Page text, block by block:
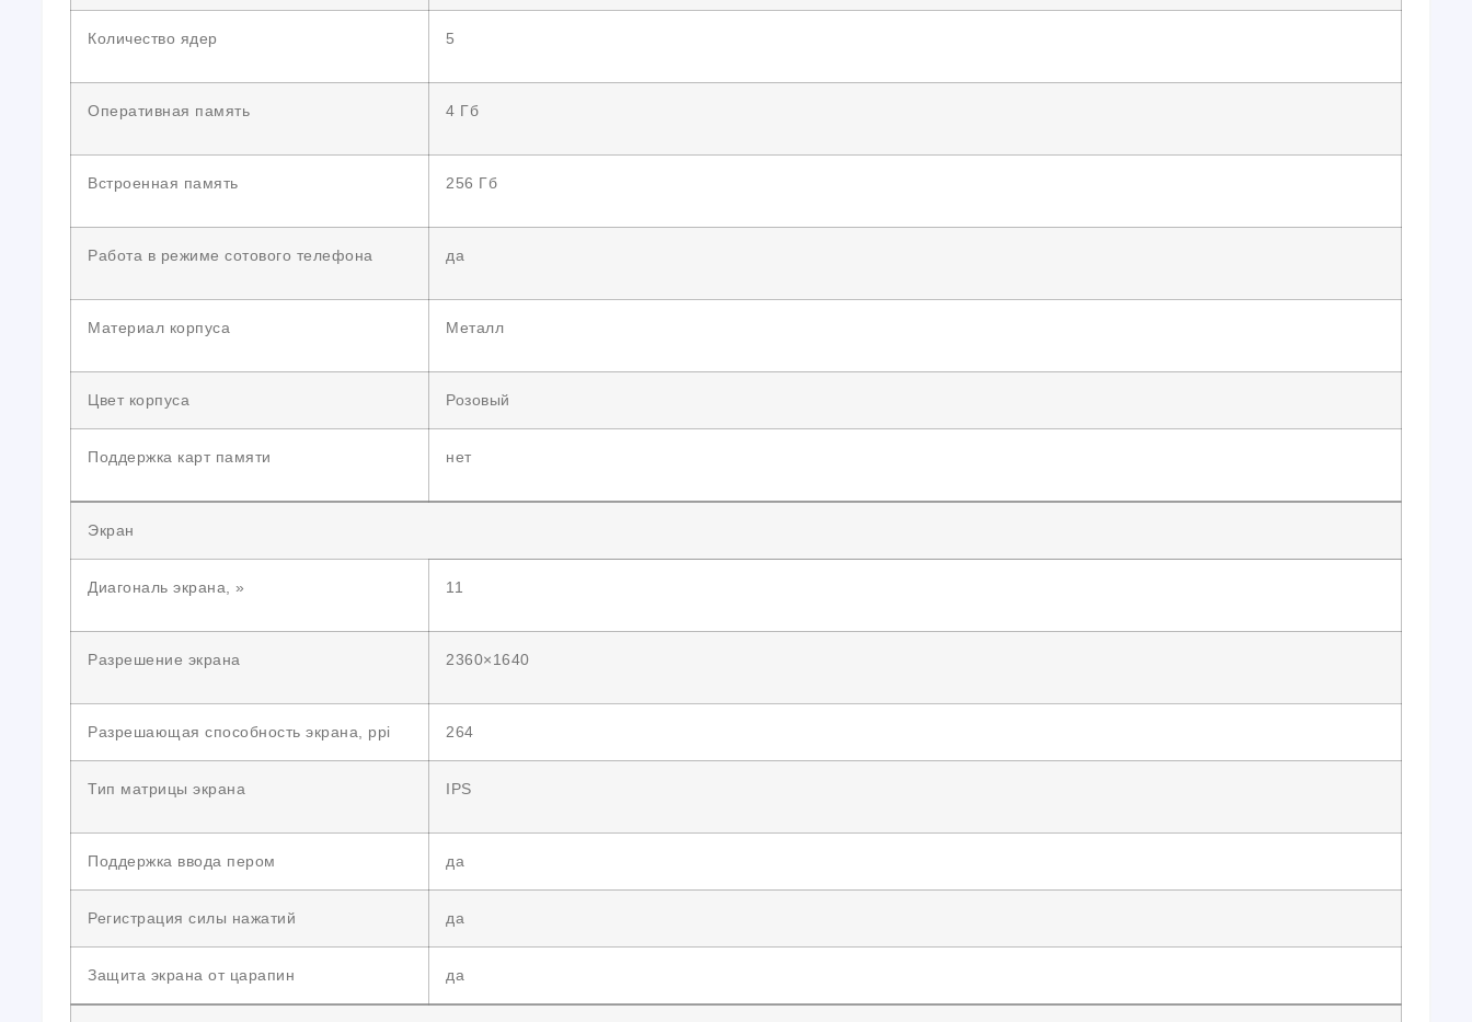
Количество ядер 5
Оперативная память 4 Гб
Встроенная память 256 Гб
Работа в режиме сотового телефона да
Материал корпуса Металл
Цвет корпуса Розовый
Поддержка карт памяти нет
Экран
Диагональ экрана, » 11
Разрешение экрана 2360×1640
Разрешающая способность экрана, ppi 264
Тип матрицы экрана IPS
Поддержка ввода пером да
Регистрация силы нажатий да
Защита экрана от царапин да